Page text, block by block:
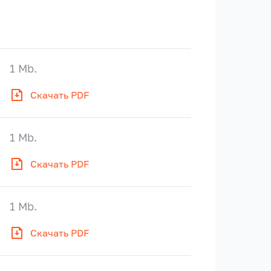
Скачать PDF
1 Mb.
Скачать PDF
1 Mb.
Скачать PDF
1 Mb.